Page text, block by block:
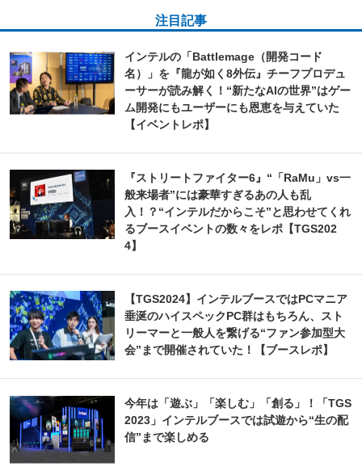
注目記事
インテルの「Battlemage（開発コード
名）」を『龍が如く8外伝』チーフプロデュ
ーサーが読み解く！“新たなAIの世界”はゲー
ム開発にもユーザーにも恩恵を与えていた
【イベントレポ】
『ストリートファイター6』“「RaMu」vs一
般来場者”には豪華すぎるあの人も乱
入！？“インテルだからこそ”と思わせてくれ
るブースイベントの数々をレポ【TGS202
4】
【TGS2024】インテルブースではPCマニア
垂涎のハイスペックPC群はもちろん、スト
リーマーと一般人を繋げる“ファン参加型大
会”まで開催されていた！【ブースレポ】
今年は「遊ぶ」「楽しむ」「創る」！「TGS
2023」インテルブースでは試遊から“生の配
信”まで楽しめる